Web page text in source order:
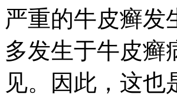
严重的牛皮癣发
多发生于牛皮癣
见。因此，这